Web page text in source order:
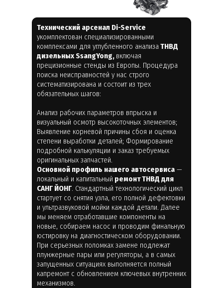
Технический арсенал Di-Service
укомплектован специализированными
комплексами для углубленного анализа ТНВД
дизельных SsangYong, включая
прецизионные стенды из Европы. Процедура
поиска неисправностей у нас строго
систематизирована и состоит из трех
обязательных шагов:
Анализ рабочих параметров впрыска и
визуальный осмотр высокоточных элементов;
Выявление корневой причины сбоя и оценка
степени выработки деталей; Формирование
подробной калькуляции и заказ требуемых
оригинальных запчастей.
Основной профиль нашего автосервиса —
локальный и капитальный ремонт ТНВД для
САНГ ЙОНГ . Стандартный технологический цикл
стартует со снятия узла, его полной дефектовки
и ультразвуковой мойки каждой детали. Далее
мы меняем отработавшие компоненты на
новые, собираем насос и проводим финальную
юстировку на диагностическом оборудовании.
При серьезных поломках замене подлежат
плунжерные пары или регуляторы, а в самых
запущенных ситуациях выполняется полный
капремонт с обновлением ключевых внутренних
механизмов.